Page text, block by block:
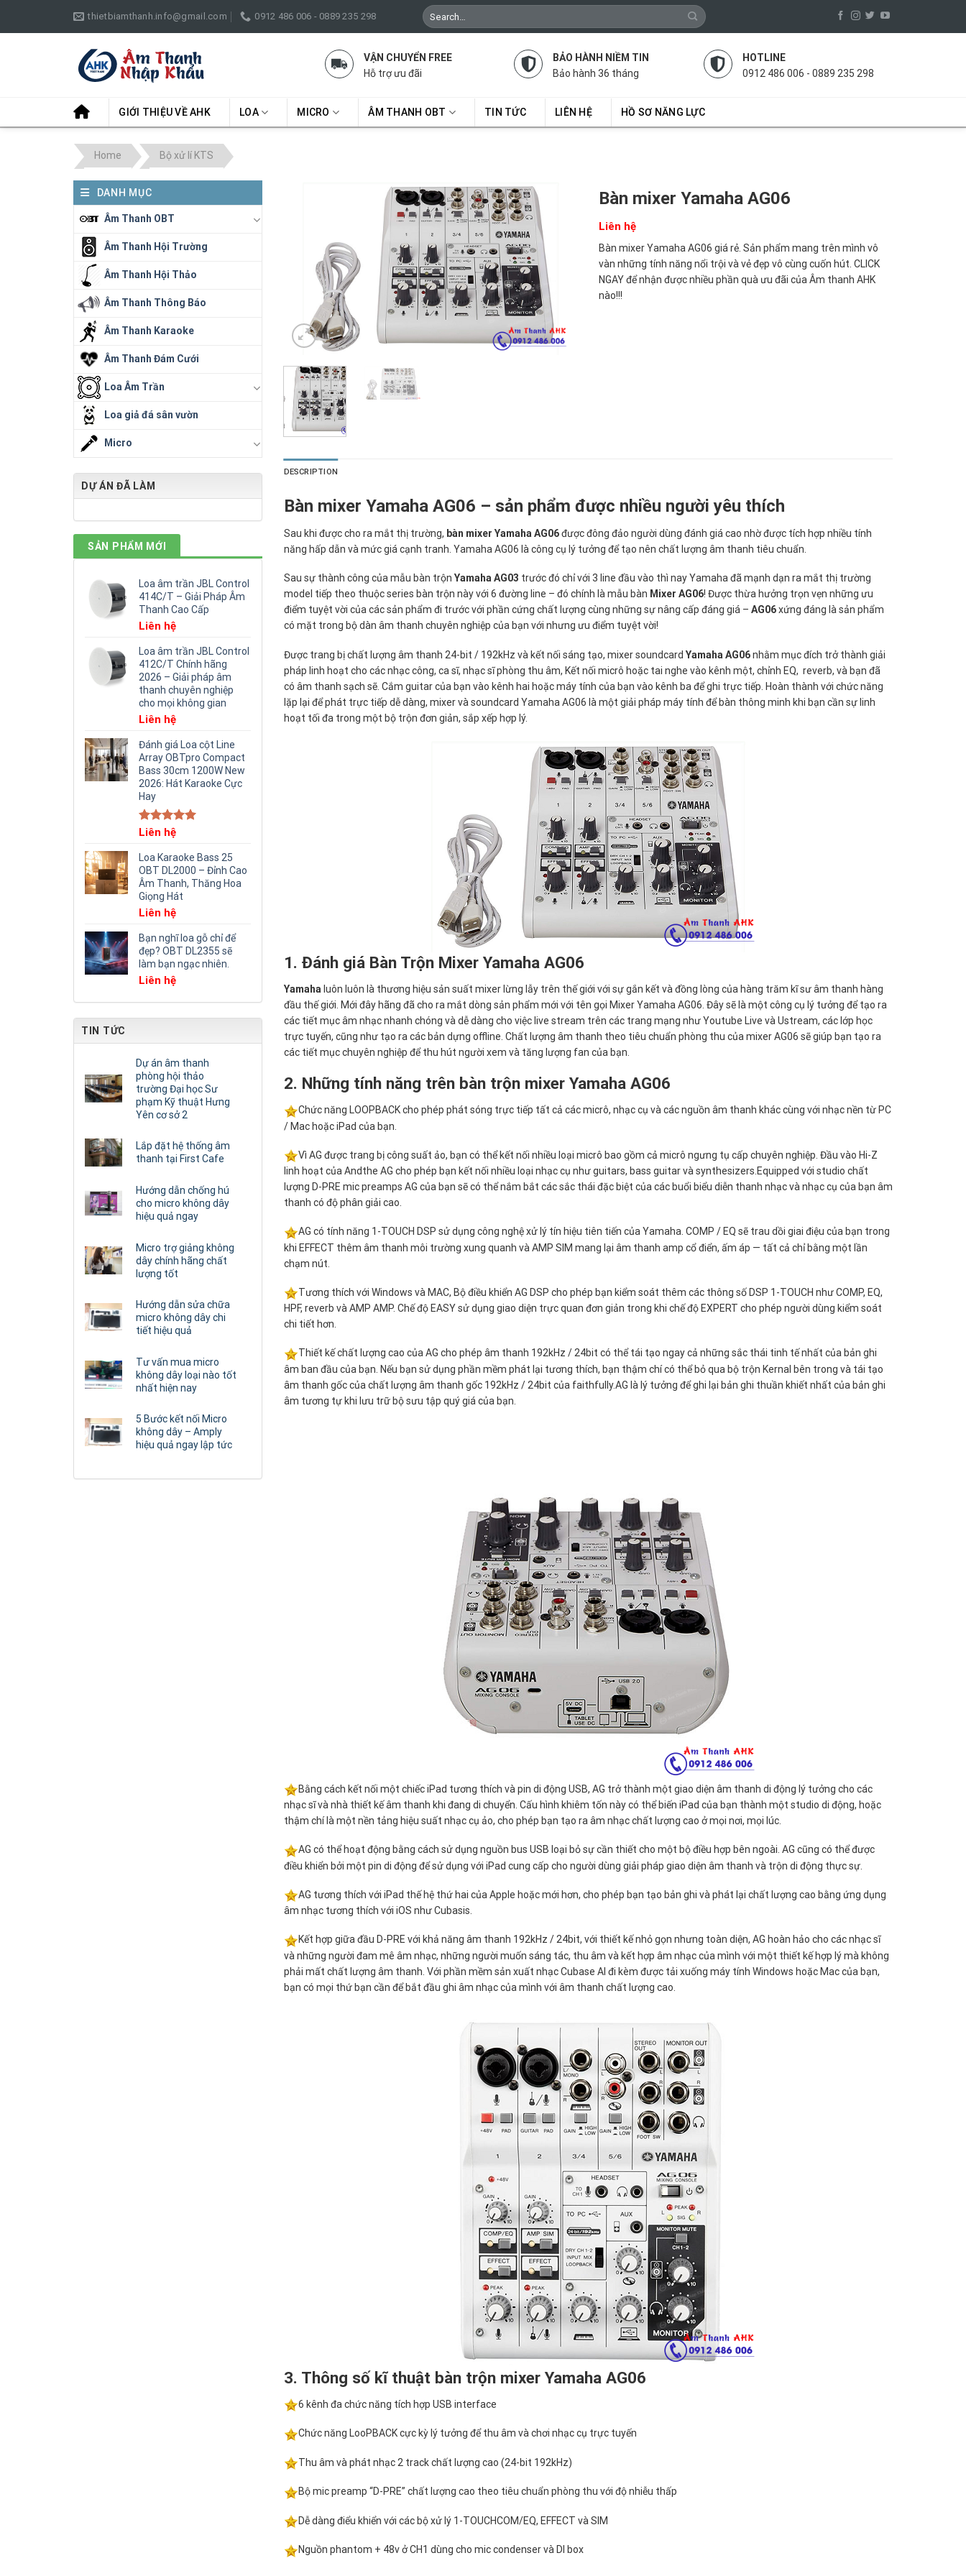
thietbiamthanh.info@gmail.com 0912 486 006 - 0889 235 298
Search
for:
VẬN CHUYỂN FREE
Hỗ trợ ưu đãi
BẢO HÀNH NIỀM TIN
Bảo hành 36 tháng
HOTLINE
0912 486 006 - 0889 235 298
GIỚI THIỆU VỀ AHK LOA MICRO ÂM THANH OBT TIN TỨC LIÊN HỆ HỒ SƠ NĂNG LỰC
Home Bộ xử lí KTS
DANH MỤC
Âm Thanh OBT
Âm Thanh Hội Trường
Âm Thanh Hội Thảo
Âm Thanh Thông Báo
Âm Thanh Karaoke
Âm Thanh Đám Cưới
Loa Âm Trần
Loa giả đá sân vườn
Micro
DỰ ÁN ĐÃ LÀM
SẢN PHẨM MỚI
Loa âm trần JBL Control
414C/T – Giải Pháp Âm
Thanh Cao Cấp
Liên hệ
Loa âm trần JBL Control
412C/T Chính hãng
2026 – Giải pháp âm
thanh chuyên nghiệp
cho mọi không gian
Liên hệ
Đánh giá Loa cột Line
Array OBTpro Compact
Bass 30cm 1200W New
2026: Hát Karaoke Cực
Hay
Rated5.00
Liên hệ
Loa Karaoke Bass 25
OBT DL2000 – Đỉnh Cao
Âm Thanh, Thăng Hoa
Giọng Hát
Liên hệ
Bạn nghĩ loa gỗ chỉ để
đẹp? OBT DL2355 sẽ
làm bạn ngạc nhiên.
Liên hệ
TIN TỨC
Dự án âm thanh
phòng hội thảo
trường Đại học Sư
phạm Kỹ thuật Hưng
Yên cơ sở 2
Lắp đặt hệ thống âm
thanh tại First Cafe
Hướng dẫn chống hú
cho micro không dây
hiệu quả ngay
Micro trợ giảng không
dây chính hãng chất
lượng tốt
Hướng dẫn sửa chữa
micro không dây chi
tiết hiệu quả
Tư vấn mua micro
không dây loại nào tốt
nhất hiện nay
5 Bước kết nối Micro
không dây – Amply
hiệu quả ngay lập tức
Bàn mixer Yamaha AG06
Liên hệ
Bàn mixer Yamaha AG06 giá rẻ. Sản phẩm mang trên mình vô
vàn những tính năng nổi trội và vẻ đẹp vô cùng cuốn hút. CLICK
NGAY để nhận được nhiều phần quà ưu đãi của Âm thanh AHK
nào!!!
DESCRIPTION
Bàn mixer Yamaha AG06 – sản phẩm được nhiều người yêu thích
Sau khi được cho ra mắt thị trường, bàn mixer Yamaha AG06được đông đảo người dùng đánh giá cao nhờ được tích hợp nhiều tính
năng hấp dẫn và mức giá cạnh tranh. Yamaha AG06 là công cụ lý tưởng để tạo nên chất lượng âm thanh tiêu chuẩn.
Sau sự thành công của mẫu bàn trộn Yamaha AG03 trước đó chỉ với 3 line đầu vào thì nay Yamaha đã mạnh dạn ra mắt thị trường
model tiếp theo thuộc series bàn trộn này với 6 đường line – đó chính là mẫu bàn Mixer AG06! Được thừa hưởng trọn vẹn những ưu
điểm tuyệt vời của các sản phẩm đi trước với phần cứng chất lượng cùng những sự nâng cấp đáng giá – AG06xứng đáng là sản phẩm
có mặt trong bộ dàn âm thanh chuyên nghiệp của bạn với nhưng ưu điểm tuyệt vời!
Được trang bị chất lượng âm thanh 24-bit / 192kHz và kết nối sáng tạo, mixer soundcard Yamaha AG06nhằm mục đích trở thành giải
pháp linh hoạt cho các nhạc công, ca sĩ, nhạc sĩ phòng thu âm, Kết nối micrô hoặc tai nghe vào kênh một, chỉnh EQ, reverb, và bạn đã
có âm thanh sạch sẽ. Cắm guitar của bạn vào kênh hai hoặc máy tính của bạn vào kênh ba để ghi trực tiếp. Hoàn thành với chức năng
lặp lại để phát trực tiếp dễ dàng, mixer và soundcard Yamaha AG06 là một giải pháp máy tính để bàn thông minh khi bạn cần sự linh
hoạt tối đa trong một bộ trộn đơn giản, sắp xếp hợp lý.
1. Đánh giá Bàn Trộn Mixer Yamaha AG06
Yamaha luôn luôn là thương hiệu sản suất mixer lừng lẫy trên thế giới với sự gắn kết và đồng lòng của hàng trăm kĩ sư âm thanh hàng
đầu thế giới. Mới đây hãng đã cho ra mắt dòng sản phẩm mới với tên gọi Mixer Yamaha AG06. Đây sẽ là một công cụ lý tưởng để tạo ra
các tiết mục âm nhạc nhanh chóng và dễ dàng cho việc live stream trên các trang mạng như Youtube Live và Ustream, các lớp học
trực tuyến, cũng như tạo ra các bản dựng offline. Chất lượng âm thanh theo tiêu chuẩn phòng thu của mixer AG06 sẽ giúp bạn tạo ra
các tiết mục chuyên nghiệp để thu hút người xem và tăng lượng fan của bạn.
2. Những tính năng trên bàn trộn mixer Yamaha AG06
Chức năng LOOPBACK cho phép phát sóng trực tiếp tất cả các micrô, nhạc cụ và các nguồn âm thanh khác cùng với nhạc nền từ PC
/ Mac hoặc iPad của bạn.
Vì AG được trang bị công suất ảo, bạn có thể kết nối nhiều loại micrô bao gồm cả micrô ngưng tụ cấp chuyên nghiệp. Đầu vào Hi-Z
linh hoạt của Andthe AG cho phép bạn kết nối nhiều loại nhạc cụ như guitars, bass guitar và synthesizers.Equipped với studio chất
lượng D-PRE mic preamps AG của bạn sẽ có thể nắm bắt các sắc thái đặc biệt của các buổi biểu diễn thanh nhạc và nhạc cụ của bạn âm
thanh có độ phân giải cao.
AG có tính năng 1-TOUCH DSP sử dụng công nghệ xử lý tín hiệu tiên tiến của Yamaha. COMP / EQ sẽ trau dồi giai điệu của bạn trong
khi EFFECT thêm âm thanh môi trường xung quanh và AMP SIM mang lại âm thanh amp cổ điển, ấm áp — tất cả chỉ bằng một lần
chạm nút.
Tương thích với Windows và MAC, Bộ điều khiển AG DSP cho phép bạn kiểm soát thêm các thông số DSP 1-TOUCH như COMP, EQ,
HPF, reverb và AMP AMP. Chế độ EASY sử dụng giao diện trực quan đơn giản trong khi chế độ EXPERT cho phép người dùng kiểm soát
chi tiết hơn.
Thiết kế chất lượng cao của AG cho phép âm thanh 192kHz / 24bit có thể tái tạo ngay cả những sắc thái tinh tế nhất của bản ghi
âm ban đầu của bạn. Nếu bạn sử dụng phần mềm phát lại tương thích, bạn thậm chí có thể bỏ qua bộ trộn Kernal bên trong và tái tạo
âm thanh gốc của chất lượng âm thanh gốc 192kHz / 24bit của faithfully.AG là lý tưởng để ghi lại bản ghi thuần khiết nhất của bản ghi
âm tương tự khi lưu trữ bộ sưu tập quý giá của bạn.
Bằng cách kết nối một chiếc iPad tương thích và pin di động USB, AG trở thành một giao diện âm thanh di động lý tưởng cho các
nhạc sĩ và nhà thiết kế âm thanh khi đang di chuyển. Cấu hình khiêm tốn này có thể biến iPad của bạn thành một studio di động, hoặc
thậm chí là một nền tảng hiệu suất nhạc cụ ảo, cho phép bạn tạo ra âm nhạc chất lượng cao ở mọi nơi, mọi lúc.
AG có thể hoạt động bằng cách sử dụng nguồn bus USB loại bỏ sự cần thiết cho một bộ điều hợp bên ngoài. AG cũng có thể được
điều khiển bởi một pin di động để sử dụng với iPad cung cấp cho người dùng giải pháp giao diện âm thanh và trộn di động thực sự.
AG tương thích với iPad thế hệ thứ hai của Apple hoặc mới hơn, cho phép bạn tạo bản ghi và phát lại chất lượng cao bằng ứng dụng
âm nhạc tương thích với iOS như Cubasis.
Kết hợp giữa đầu D-PRE với khả năng âm thanh 192kHz / 24bit, với thiết kế nhỏ gọn nhưng toàn diện, AG hoàn hảo cho các nhạc sĩ
và những người đam mê âm nhạc, những người muốn sáng tác, thu âm và kết hợp âm nhạc của mình với một thiết kế hợp lý mà không
phải mất chất lượng âm thanh. Với phần mềm sản xuất nhạc Cubase AI đi kèm được tải xuống máy tính Windows hoặc Mac của bạn,
bạn có mọi thứ bạn cần để bắt đầu ghi âm nhạc của mình với âm thanh chất lượng cao.​
3. Thông số kĩ thuật bàn trộn mixer Yamaha AG06
6 kênh đa chức năng tích hợp USB interface
Chức năng LooPBACK cực kỳ lý tưởng để thu âm và chơi nhạc cụ trực tuyến
Thu âm và phát nhạc 2 track chất lượng cao (24-bit 192kHz)
Bộ mic preamp “D-PRE” chất lượng cao theo tiêu chuẩn phòng thu với độ nhiễu thấp
Dễ dàng điểu khiển với các bộ xử lý 1-TOUCHCOM/EQ, EFFECT và SIM
Nguồn phantom + 48v ở CH1 dùng cho mic condenser và DI box